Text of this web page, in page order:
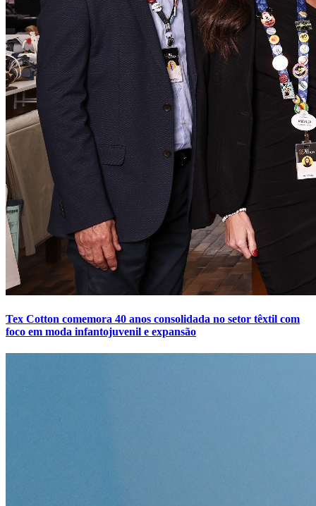
Tex Cotton comemora 40 anos consolidada no setor têxtil com
foco em moda infantojuvenil e expansão